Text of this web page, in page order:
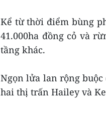
Kể từ thời điểm bùng
41.000ha đồng cỏ và
tầng khác.
Ngọn lửa lan rộng
hai thị trấn Hailey và